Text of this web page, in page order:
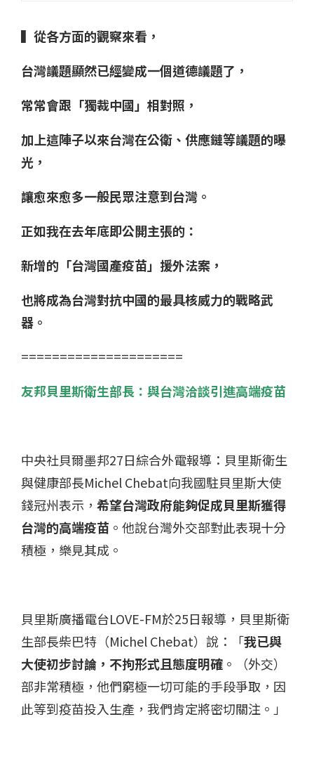
▍從各方面的觀察來看，
台灣議題顯然已經變成一個道德議題了，
常常會跟「獨裁中國」相對照，
加上這陣子以來台灣在公衛、供應鏈等議題的曝
光，
讓愈來愈多一般民眾注意到台灣。​
正如我在去年底即公開主張的：
新增的「台灣國產疫苗」援外法案，
也將成為台灣對抗中國的最具核威力的戰略武
器。
=====================
友邦貝里斯衛生部長：與台灣洽談引進高端疫苗
中央社貝爾墨邦27日綜合外電報導：貝里斯衛生
與健康部長Michel Chebat向我國駐貝里斯大使
錢冠州表示， 希望台灣政府能夠促成貝里斯獲得
台灣的高端疫苗 。他說台灣外交部對此表現十分
積極，樂見其成。
貝里斯廣播電台LOVE-FM於25日報導，貝里斯衛
生部長柴巴特（Michel Chebat）說：「我已與
大使初步討論，不拘形式且態度明確 。（外交）
部非常積極，他們窮極一切可能的手段爭取，因
此等到疫苗投入生產，我們肯定將密切關注。」